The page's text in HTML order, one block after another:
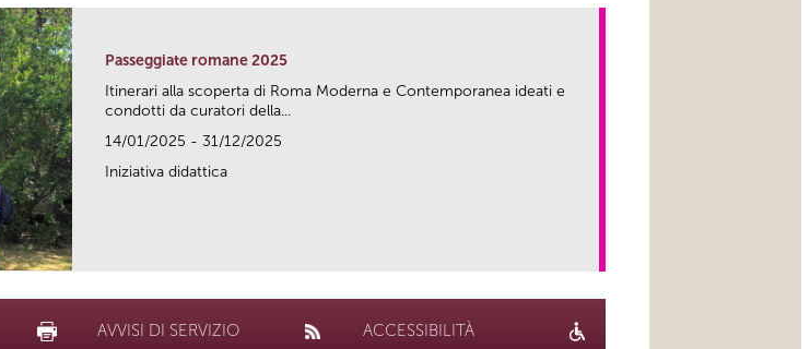
Passeggiate romane 2025
Itinerari alla scoperta di Roma Moderna e Contemporanea ideati e
condotti da curatori della...
14/01/2025 - 31/12/2025
Iniziativa didattica
AVVISI DI SERVIZIO ACCESSIBILITÀ